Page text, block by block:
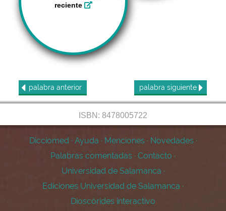
reciente
palabra anterior palabra siguiente
ISBN: 8478005722
Dicciomed · Ayuda · Menciones · Novedades ·
Palabras comentadas · Contacto ·
Universidad de Salamanca ·
Ediciones Universidad de Salamanca ·
Dioscórides interactivo